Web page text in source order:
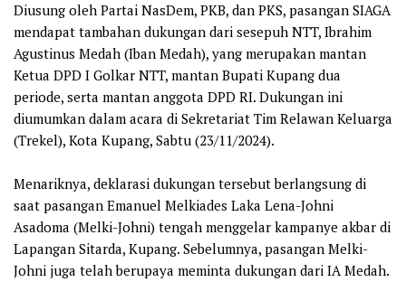
Diusung oleh Partai NasDem, PKB, dan PKS, pasangan SIAGA
mendapat tambahan dukungan dari sesepuh NTT, Ibrahim
Agustinus Medah (Iban Medah), yang merupakan mantan
Ketua DPD I Golkar NTT, mantan Bupati Kupang dua
periode, serta mantan anggota DPD RI. Dukungan ini
diumumkan dalam acara di Sekretariat Tim Relawan Keluarga
(Trekel), Kota Kupang, Sabtu (23/11/2024).
Menariknya, deklarasi dukungan tersebut berlangsung di
saat pasangan Emanuel Melkiades Laka Lena-Johni
Asadoma (Melki-Johni) tengah menggelar kampanye akbar di
Lapangan Sitarda, Kupang. Sebelumnya, pasangan Melki-
Johni juga telah berupaya meminta dukungan dari IA Medah.